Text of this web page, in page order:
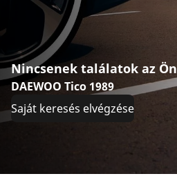
Nincsenek találatok az Ön
DAEWOO Tico 1989
Saját keresés elvégzése